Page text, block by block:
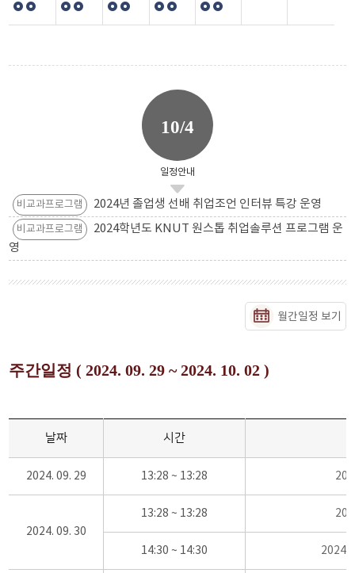
10/4
일정안내
비교과프로그램 2024년 졸업생 선배 취업조언 인터뷰 특강 운영
비교과프로그램
2024학년도 KNUT 원스톱 취업솔루션 프로그램 운
영
월간일정 보기
주간일정 ( 2024. 09. 29 ~ 2024. 10. 02 )
날짜 시간
2024. 09. 29 13:28 ~ 13:28
2024. 09. 30
13:28 ~ 13:28
14:30 ~ 14:30 2024